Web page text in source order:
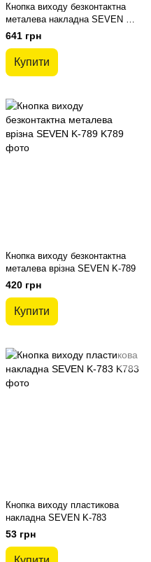
Кнопка виходу безконтактна
металева накладна SEVEN K-
7497ND
641 грн
Купити
Кнопка виходу безконтактна
металева врізна SEVEN K-789
420 грн
Купити
Кнопка виходу пластикова
накладна SEVEN K-783
53 грн